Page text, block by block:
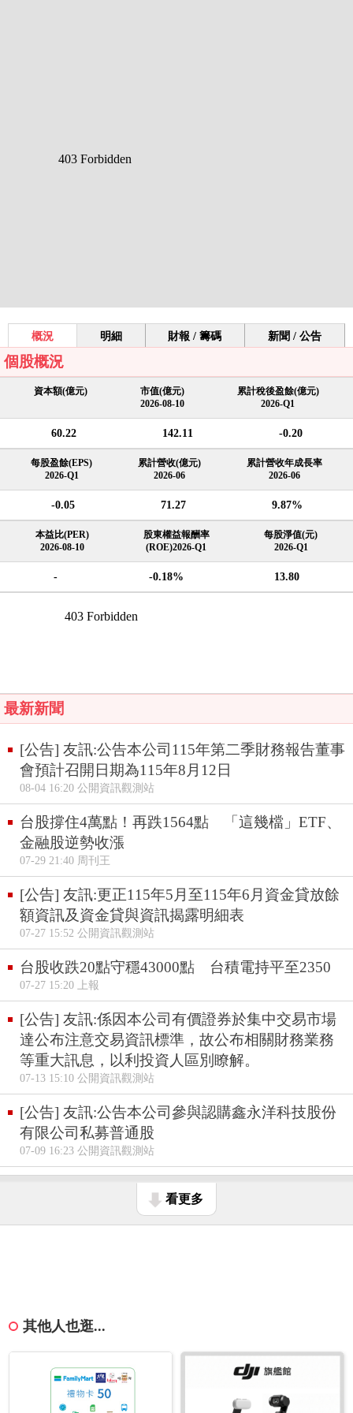
概況 明細 財報 / 籌碼 新聞 / 公告
個股概況
資本額(億元)
市值(億元)
2026-08-10
累計稅後盈餘(億元)
2026-Q1
60.22 142.11 -0.20
每股盈餘(EPS)
2026-Q1
累計營收(億元)
2026-06
累計營收年成長率
2026-06
-0.05 71.27 9.87%
本益比(PER)
2026-08-10
股東權益報酬率
(ROE)2026-Q1
每股淨值(元)
2026-Q1
- -0.18% 13.80
最新新聞
[公告] 友訊:公告本公司115年第二季財務報告董事
會預計召開日期為115年8月12日
08-04 16:20 公開資訊觀測站
台股撐住4萬點！再跌1564點 「這幾檔」ETF、
金融股逆勢收漲
07-29 21:40 周刊王
[公告] 友訊:更正115年5月至115年6月資金貸放餘
額資訊及資金貸與資訊揭露明細表
07-27 15:52 公開資訊觀測站
台股收跌20點守穩43000點 台積電持平至2350
07-27 15:20 上報
[公告] 友訊:係因本公司有價證券於集中交易市場
達公布注意交易資訊標準，故公布相關財務業務
等重大訊息，以利投資人區別瞭解。
07-13 15:10 公開資訊觀測站
[公告] 友訊:公告本公司參與認購鑫永洋科技股份
有限公司私募普通股
07-09 16:23 公開資訊觀測站
看更多
其他人也逛...